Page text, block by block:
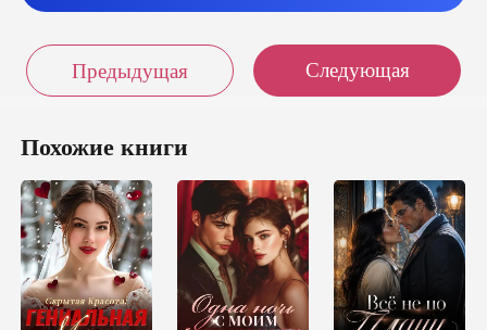
Предыдущая Следующая
Похожие книги